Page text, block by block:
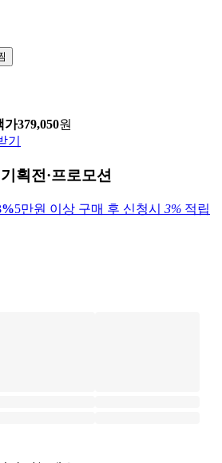
가379,050원
기
획전·프로모션
5만원 이상 구매 후 신청시 3% 적립